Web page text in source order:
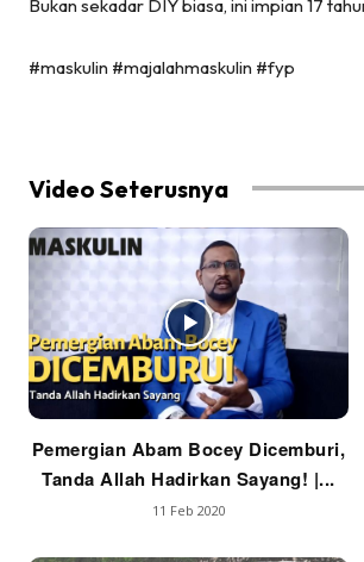
Bukan sekadar DIY biasa, ini impian 17
#maskulin #majalahmaskulin #fyp
Video Seterusnya
Pemergian Abam Bocey Dicemburi,
Tanda Allah Hadirkan Sayang! |...
11 Feb 2020